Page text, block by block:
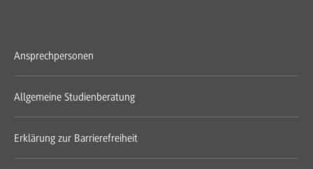
Ansprechpersonen
Allgemeine Studienberatung
Erklärung zur Barrierefreiheit